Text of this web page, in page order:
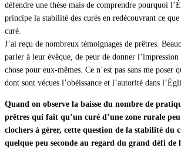
défendre une thèse mais de comprendre pourquoi
principe la stabilité des curés en redécouvrant ce
curé.
J’ai reçu de nombreux témoignages de prêtres.
parler à leur évêque, de peur de donner
chose pour eux-mêmes. Ce n’est pas sans me poser
dont sont vécues l’obéissance et l’autorité dans
Quand on observe la baisse du nombre de
prêtres qui fait qu’un curé d’une zone rurale
clochers à gérer, cette question de la stabilité du
quelque peu seconde au regard du grand défi de